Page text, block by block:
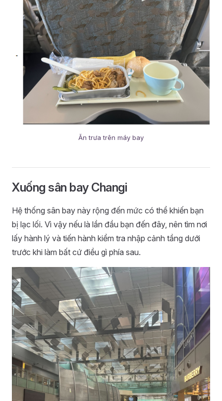
Ăn trưa trên máy bay
Xuống sân bay Changi
Hệ thống sân bay này rộng đến mức có thể khiến bạn
bị lạc lối. Vì vậy nếu là lần đầu bạn đến đây, nên tìm nơi
lấy hành lý và tiến hành kiểm tra nhập cảnh tầng dưới
trước khi làm bất cứ điều gì phía sau.